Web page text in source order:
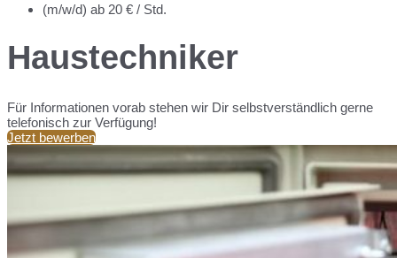
(m/w/d) ab 20 € / Std.
Haustechniker
Für Informationen vorab stehen wir Dir selbstverständlich gerne
telefonisch zur Verfügung!
Jetzt bewerben